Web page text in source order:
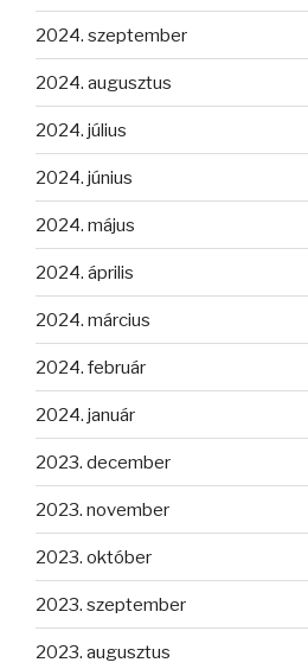
2024. szeptember
2024. augusztus
2024. július
2024. június
2024. május
2024. április
2024. március
2024. február
2024. január
2023. december
2023. november
2023. október
2023. szeptember
2023. augusztus